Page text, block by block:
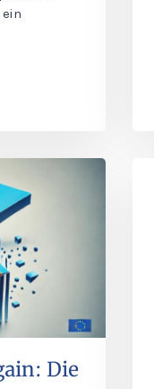
Die